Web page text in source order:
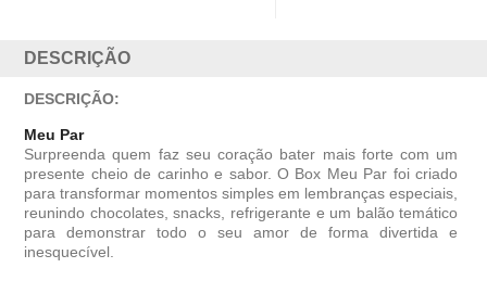
DESCRIÇÃO
DESCRIÇÃO:
Meu Par
Surpreenda quem faz seu coração bater mais forte com um
presente cheio de carinho e sabor. O Box Meu Par foi criado
para transformar momentos simples em lembranças especiais,
reunindo chocolates, snacks, refrigerante e um balão temático
para demonstrar todo o seu amor de forma divertida e
inesquecível.